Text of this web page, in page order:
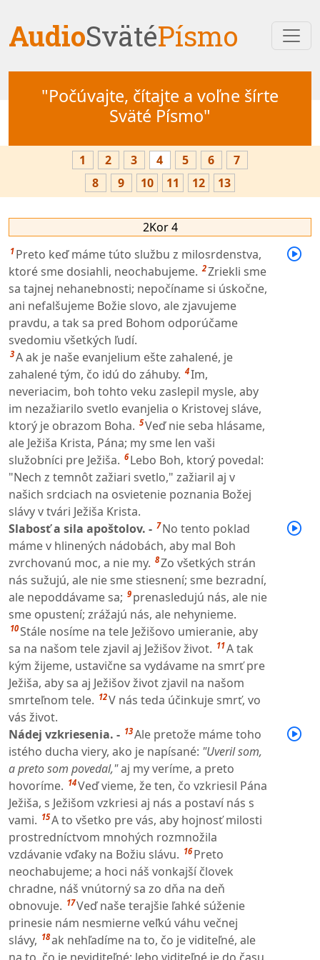
AudioSvätéPísmo
"Počúvajte, čítajte a voľne šírte
Sväté Písmo"
1 2 3 4 5 6
7
8
9 10 11 12 13
2Kor 4
1 Preto keď máme túto službu z milosrdenstva,
ktoré sme dosiahli, neochabujeme. 2Zriekli sme
sa tajnej nehanebnosti; nepočíname si úskočne,
ani nefalšujeme Božie slovo, ale zjavujeme
pravdu, a tak sa pred Bohom odporúčame
svedomiu všetkých ľudí.
3A ak je naše evanjelium ešte zahalené, je
zahalené tým, čo idú do záhuby. 4Im,
neveriacim, boh tohto veku zaslepil mysle, aby
im nezažiarilo svetlo evanjelia o Kristovej sláve,
ktorý je obrazom Boha. 5Veď nie seba hlásame,
ale Ježiša Krista, Pána; my sme len vaši
služobníci pre Ježiša. 6 Lebo Boh, ktorý povedal:
"Nech z temnôt zažiari svetlo," zažiaril aj v
našich srdciach na osvietenie poznania Božej
slávy v tvári Ježiša Krista.
Slabosť a sila apoštolov. - 7 No tento poklad
máme v hlinených nádobách, aby mal Boh
zvrchovanú moc, a nie my. 8Zo všetkých strán
nás sužujú, ale nie sme stiesnení; sme bezradní,
ale nepoddávame sa; 9 prenasledujú nás, ale nie
sme opustení; zrážajú nás, ale nehynieme.
10Stále nosíme na tele Ježišovo umieranie, aby
sa na našom tele zjavil aj Ježišov život. 11A tak
kým žijeme, ustavične sa vydávame na smrť pre
Ježiša, aby sa aj Ježišov život zjavil na našom
smrteľnom tele. 12V nás teda účinkuje smrť, vo
vás život.
Nádej vzkriesenia. - 13Ale pretože máme toho
istého ducha viery, ako je napísané: "Uveril som,
a preto som povedal,"aj my veríme, a preto
hovoríme. 14Veď vieme, že ten, čo vzkriesil Pána
Ježiša, s Ježišom vzkriesi aj nás a postaví nás s
vami. 15A to všetko pre vás, aby hojnosť milosti
prostredníctvom mnohých rozmnožila
vzdávanie vďaky na Božiu slávu. 16 Preto
neochabujeme; a hoci náš vonkajší človek
chradne, náš vnútorný sa zo dňa na deň
obnovuje. 17Veď naše terajšie ľahké súženie
prinesie nám nesmierne veľkú váhu večnej
slávy, 18ak nehľadíme na to, čo je viditeľné, ale
na to, čo je neviditeľné; lebo viditeľné je do času,